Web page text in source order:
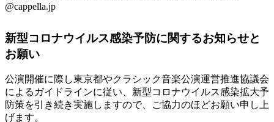
@cappella.jp
新型コロナウイルス感染予防に関するお知らせと
お願い
公演開催に際し東京都やクラシック音楽公演運営推進協議会
によるガイドラインに従い、新型コロナウイルス感染拡大予
防策を引き続き実施しますので、ご協力のほどお願い申し上
げます。